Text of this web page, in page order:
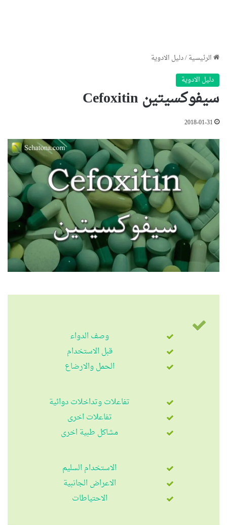
الرئيسية/دليل الادوية
دليل الادوية
سيفوكسيتين Cefoxitin
2018-01-31
وصف الدواء
قبل الاستخدام
الحمل والارضاع
تفاعلات وتداخلات دوائية
تفاعلات اخرى
مشاكل طبية اخرى
الاستخدام السليم
الاعراض الجانبية
الاحتياطات